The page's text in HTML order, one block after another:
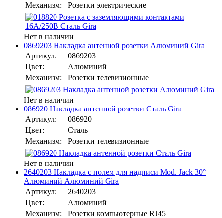
Механизм:
Розетки электрические
Нет в наличии
0869203 Накладка антенной розетки Алюминий Gira
Артикул:
0869203
Цвет:
Алюминий
Механизм:
Розетки телевизионные
Нет в наличии
086920 Накладка антенной розетки Сталь Gira
Артикул:
086920
Цвет:
Сталь
Механизм:
Розетки телевизионные
Нет в наличии
2640203 Накладка с полем для надписи Mod. Jack 30°
Алюминий Алюминий Gira
Артикул:
2640203
Цвет:
Алюминий
Механизм:
Розетки компьютерные RJ45